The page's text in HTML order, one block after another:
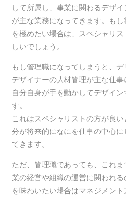
して所属し、事業に関わるデザ
が主な業務になってきます。も
を極めたい場合は、スペシャリ
しいでしょう。
もし管理職になってしまうと、
デザイナーの人材管理が主な仕事
自分自身が手を動かしてデザイ
す。
これはスペシャリストの方が良
分が将来的になにを仕事の中心
てきます。
ただ、管理職であっても、これ
業の経営や組織の運営に関われ
を味わいたい場合はマネジメント